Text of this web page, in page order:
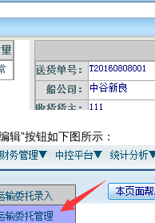
”按钮如下图所示：